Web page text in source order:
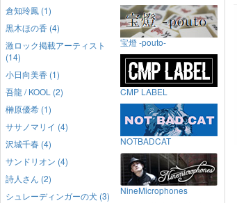
倉知玲鳳 (1)
黒木ほの香 (4)
激ロック掲載アーティスト
(14)
小日向美香 (1)
吾龍 / KOOL (2)
榊原優希 (1)
ササノマリイ (4)
沢城千春 (4)
サンドリオン (4)
詩人さん (2)
シュレーディンガーの犬 (3)
宝燈 -pouto-
CMP LABEL
NOTBADCAT
NineMicrophones